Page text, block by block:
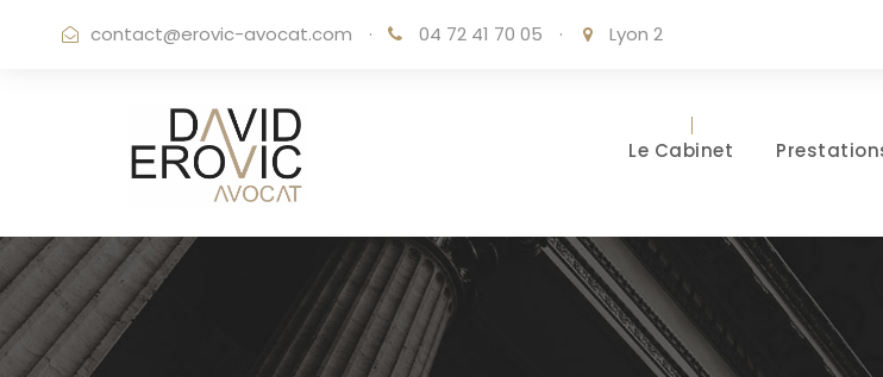
contact@erovic-avocat.com · 04 72 41 70 05 · Lyon 2
Le Cabinet